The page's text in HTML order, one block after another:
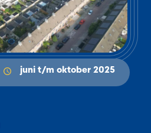
juni t/m oktober 2025